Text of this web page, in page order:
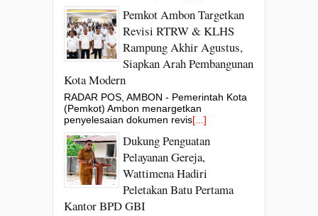
Pemkot Ambon Targetkan
Revisi RTRW & KLHS
Rampung Akhir Agustus,
Siapkan Arah Pembangunan
Kota Modern
RADAR POS, AMBON - Pemerintah Kota
(Pemkot) Ambon menargetkan
penyelesaian dokumen revis[...]
Dukung Penguatan
Pelayanan Gereja,
Wattimena Hadiri
Peletakan Batu Pertama
Kantor BPD GBI